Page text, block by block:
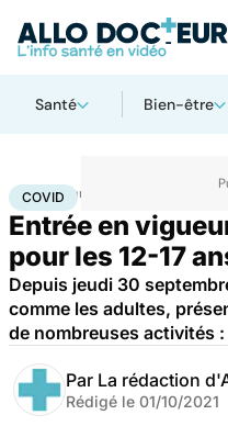
Santé Bien-être
Accueil Santé Maladies
COVID
Entrée en
pour les 12-17
Depuis jeudi 30
comme les adultes,
de nombreuses activités
Par La rédaction
Rédigé le 01/10/2021